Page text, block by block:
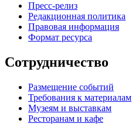
Пресс-релиз
Редакционная политика
Правовая информация
Формат ресурса
Сотрудничество
Размещение событий
Требования к материалам
Музеям и выставкам
Ресторанам и кафе